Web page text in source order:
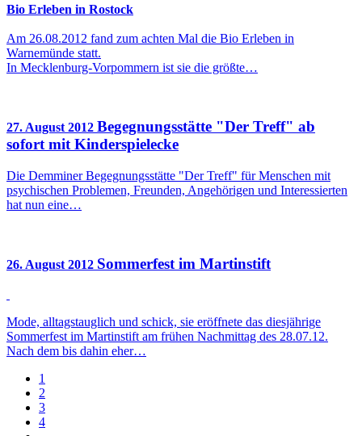
Bio Erleben in Rostock
Am 26.08.2012 fand zum achten Mal die Bio Erleben in
Warnemünde statt.
In Mecklenburg-Vorpommern ist sie die größte…
27. August 2012 Begegnungsstätte "Der Treff" ab
sofort mit Kinderspielecke
Die Demminer Begegnungsstätte "Der Treff" für Menschen mit
psychischen Problemen, Freunden, Angehörigen und Interessierten
hat nun eine…
26. August 2012 Sommerfest im Martinstift
Mode, alltagstauglich und schick, sie eröffnete das diesjährige
Sommerfest im Martinstift am frühen Nachmittag des 28.07.12.
Nach dem bis dahin eher…
1
2
3
4